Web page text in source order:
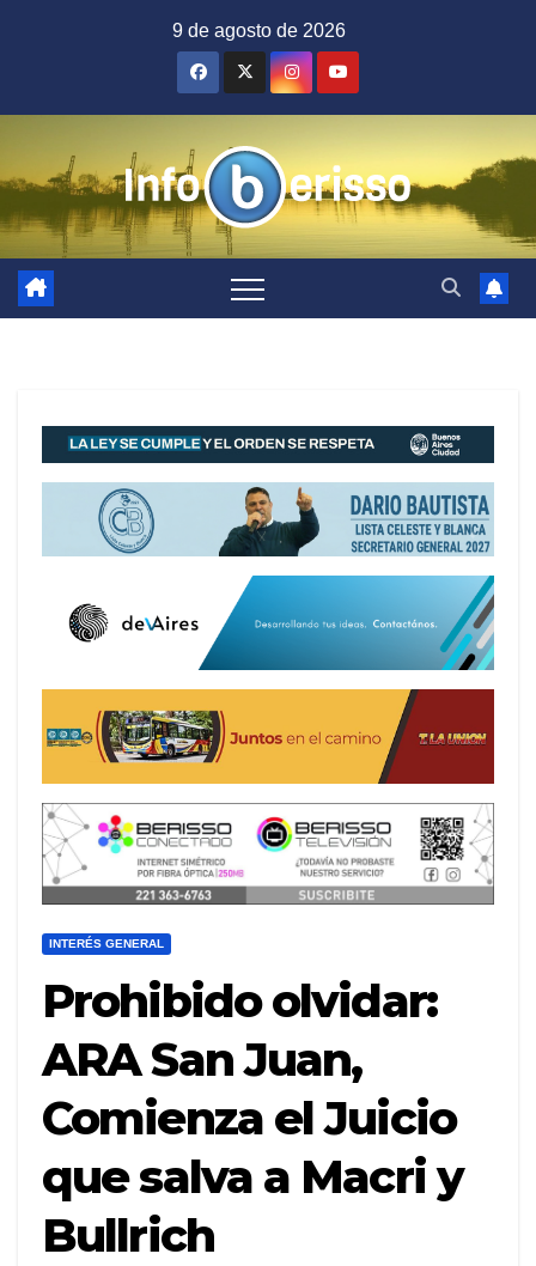
9 de agosto de 2026
INTERÉS GENERAL
Prohibido olvidar:
ARA San Juan,
Comienza el Juicio
que salva a Macri y
Bullrich